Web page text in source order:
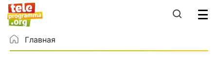
Главная